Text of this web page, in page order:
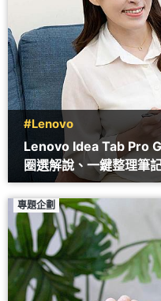
#Lenovo
Lenovo Idea Tab Pro
圈選解說、一鍵整理筆
專題企劃